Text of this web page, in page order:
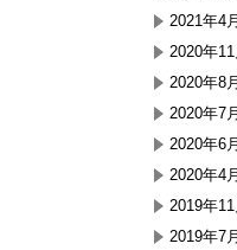
2021年4月
2020年11
2020年8月
2020年7月
2020年6月
2020年4月
2019年11
2019年7月